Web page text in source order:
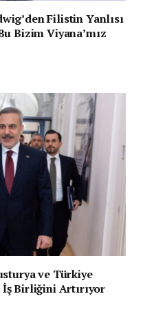
Filistin Yanlısı
Bizim Viyana’mız
ve Türkiye
Birliğini Artırıyor